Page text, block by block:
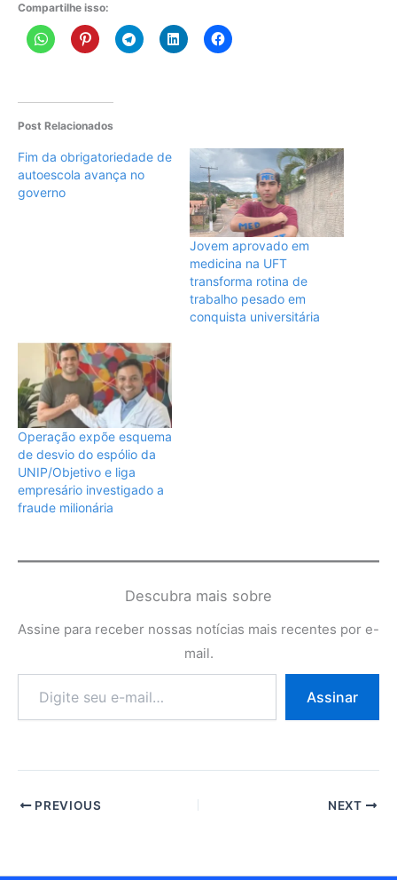
Compartilhe isso:
Post Relacionados
Fim da obrigatoriedade de
autoescola avança no
governo
Jovem aprovado em
medicina na UFT
transforma rotina de
trabalho pesado em
conquista universitária
Operação expõe esquema
de desvio do espólio da
UNIP/Objetivo e liga
empresário investigado a
fraude milionária
Descubra mais sobre
Assine para receber nossas notícias mais recentes por e-
mail.
e-
Assinar
PREVIOUS NEXT